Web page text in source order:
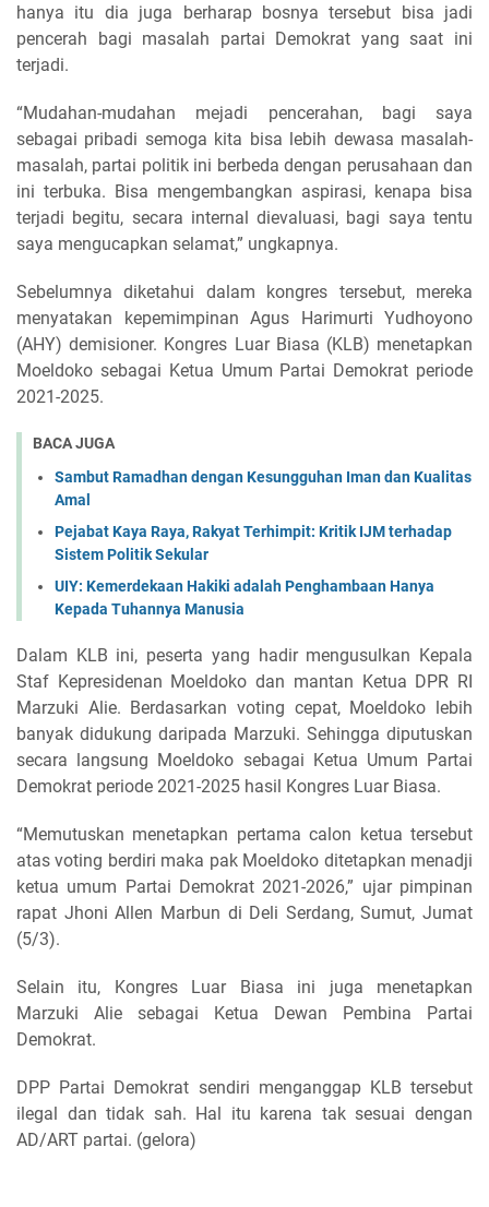
hanya itu dia juga berharap bosnya tersebut bisa jadi
pencerah bagi masalah partai Demokrat yang saat ini
terjadi.
“Mudahan-mudahan mejadi pencerahan, bagi saya
sebagai pribadi semoga kita bisa lebih dewasa masalah-
masalah, partai politik ini berbeda dengan perusahaan dan
ini terbuka. Bisa mengembangkan aspirasi, kenapa bisa
terjadi begitu, secara internal dievaluasi, bagi saya tentu
saya mengucapkan selamat,” ungkapnya.
Sebelumnya diketahui dalam kongres tersebut, mereka
menyatakan kepemimpinan Agus Harimurti Yudhoyono
(AHY) demisioner. Kongres Luar Biasa (KLB) menetapkan
Moeldoko sebagai Ketua Umum Partai Demokrat periode
2021-2025.
BACA JUGA
Sambut Ramadhan dengan Kesungguhan Iman dan Kualitas
Amal
Pejabat Kaya Raya, Rakyat Terhimpit: Kritik IJM terhadap
Sistem Politik Sekular
UIY: Kemerdekaan Hakiki adalah Penghambaan Hanya
Kepada Tuhannya Manusia
Dalam KLB ini, peserta yang hadir mengusulkan Kepala
Staf Kepresidenan Moeldoko dan mantan Ketua DPR RI
Marzuki Alie. Berdasarkan voting cepat, Moeldoko lebih
banyak didukung daripada Marzuki. Sehingga diputuskan
secara langsung Moeldoko sebagai Ketua Umum Partai
Demokrat periode 2021-2025 hasil Kongres Luar Biasa.
“Memutuskan menetapkan pertama calon ketua tersebut
atas voting berdiri maka pak Moeldoko ditetapkan menadji
ketua umum Partai Demokrat 2021-2026,” ujar pimpinan
rapat Jhoni Allen Marbun di Deli Serdang, Sumut, Jumat
(5/3).
Selain itu, Kongres Luar Biasa ini juga menetapkan
Marzuki Alie sebagai Ketua Dewan Pembina Partai
Demokrat.
DPP Partai Demokrat sendiri menganggap KLB tersebut
ilegal dan tidak sah. Hal itu karena tak sesuai dengan
AD/ART partai. (gelora)